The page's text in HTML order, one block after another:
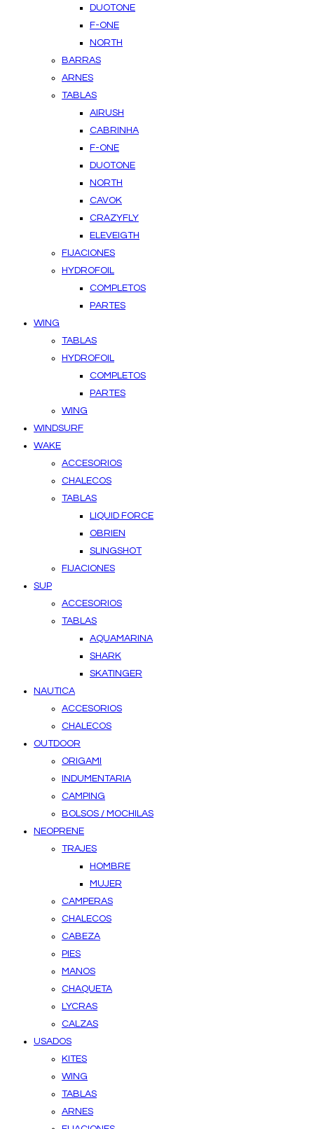
DUOTONE
F-ONE
NORTH
BARRAS
ARNES
TABLAS
AIRUSH
CABRINHA
F-ONE
DUOTONE
NORTH
CAVOK
CRAZYFLY
ELEVEIGTH
FIJACIONES
HYDROFOIL
COMPLETOS
PARTES
WING
TABLAS
HYDROFOIL
COMPLETOS
PARTES
WING
WINDSURF
WAKE
ACCESORIOS
CHALECOS
TABLAS
LIQUID FORCE
OBRIEN
SLINGSHOT
FIJACIONES
SUP
ACCESORIOS
TABLAS
AQUAMARINA
SHARK
SKATINGER
NAUTICA
ACCESORIOS
CHALECOS
OUTDOOR
ORIGAMI
INDUMENTARIA
CAMPING
BOLSOS / MOCHILAS
NEOPRENE
TRAJES
HOMBRE
MUJER
CAMPERAS
CHALECOS
CABEZA
PIES
MANOS
CHAQUETA
LYCRAS
CALZAS
USADOS
KITES
WING
TABLAS
ARNES